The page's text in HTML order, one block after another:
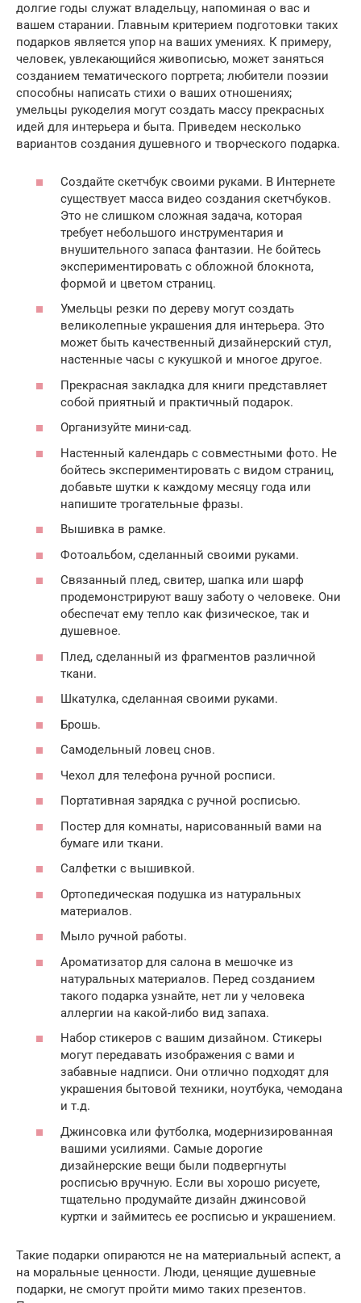
долгие годы служат владельцу, напоминая о вас и
вашем старании. Главным критерием подготовки таких
подарков является упор на ваших умениях. К примеру,
человек, увлекающийся живописью, может заняться
созданием тематического портрета; любители поэзии
способны написать стихи о ваших отношениях;
умельцы рукоделия могут создать массу прекрасных
идей для интерьера и быта. Приведем несколько
вариантов создания душевного и творческого подарка.
Создайте скетчбук своими руками. В Интернете
существует масса видео создания скетчбуков.
Это не слишком сложная задача, которая
требует небольшого инструментария и
внушительного запаса фантазии. Не бойтесь
экспериментировать с обложной блокнота,
формой и цветом страниц.
Умельцы резки по дереву могут создать
великолепные украшения для интерьера. Это
может быть качественный дизайнерский стул,
настенные часы с кукушкой и многое другое.
Прекрасная закладка для книги представляет
собой приятный и практичный подарок.
Организуйте мини-сад.
Настенный календарь с совместными фото. Не
бойтесь экспериментировать с видом страниц,
добавьте шутки к каждому месяцу года или
напишите трогательные фразы.
Вышивка в рамке.
Фотоальбом, сделанный своими руками.
Связанный плед, свитер, шапка или шарф
продемонстрируют вашу заботу о человеке. Они
обеспечат ему тепло как физическое, так и
душевное.
Плед, сделанный из фрагментов различной
ткани.
Шкатулка, сделанная своими руками.
Брошь.
Самодельный ловец снов.
Чехол для телефона ручной росписи.
Портативная зарядка с ручной росписью.
Постер для комнаты, нарисованный вами на
бумаге или ткани.
Салфетки с вышивкой.
Ортопедическая подушка из натуральных
материалов.
Мыло ручной работы.
Ароматизатор для салона в мешочке из
натуральных материалов. Перед созданием
такого подарка узнайте, нет ли у человека
аллергии на какой-либо вид запаха.
Набор стикеров с вашим дизайном. Стикеры
могут передавать изображения с вами и
забавные надписи. Они отлично подходят для
украшения бытовой техники, ноутбука, чемодана
и т.д.
Джинсовка или футболка, модернизированная
вашими усилиями. Самые дорогие
дизайнерские вещи были подвергнуты
росписью вручную. Если вы хорошо рисуете,
тщательно продумайте дизайн джинсовой
куртки и займитесь ее росписью и украшением.
Такие подарки опираются не на материальный аспект, а
на моральные ценности. Люди, ценящие душевные
подарки, не смогут пройти мимо таких презентов.